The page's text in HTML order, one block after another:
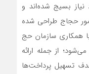
بسیج شده‌اند و
حجاج طراحی شده
همکاری سازمان حج
از جمله ارائه
هدف تسهیل پرداخت‌ها